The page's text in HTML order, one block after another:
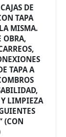
DE
TAPA
MISMA.
OBRA,
TAPA A
Y LIMPIEZA
(CON